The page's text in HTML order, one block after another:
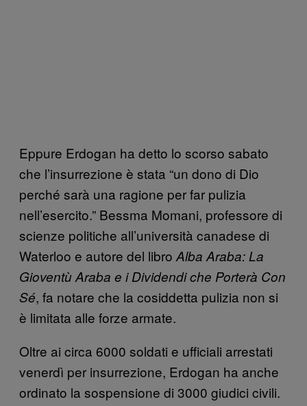
Eppure Erdogan ha detto lo scorso sabato
che l’insurrezione è stata “un dono di Dio
perché sarà una ragione per far pulizia
nell’esercito.” Bessma Momani, professore di
scienze politiche all’università canadese di
Waterloo e autore del libro Alba Araba: La
Gioventù Araba e i Dividendi che Porterà Con
Sé, fa notare che la cosiddetta pulizia non si
è limitata alle forze armate.
Oltre ai circa 6000 soldati e ufficiali arrestati
venerdì per insurrezione, Erdogan ha anche
ordinato la sospensione di 3000 giudici civili.